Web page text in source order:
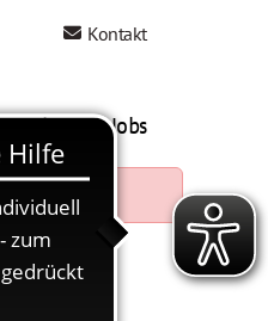
Kontakt
Mein AWO Jobs